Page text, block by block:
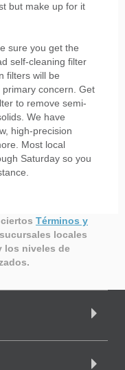
but make up for it
sure you get the
self-cleaning filter
filters will be
concern. Get
to remove semi-
We have
high-precision
Most local
Saturday so you
Términos y
locales
los niveles de